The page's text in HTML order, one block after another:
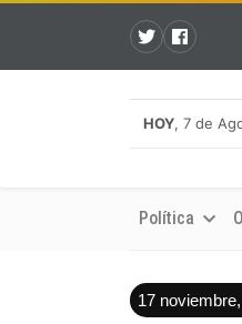
HOY, 7 de
Política
17